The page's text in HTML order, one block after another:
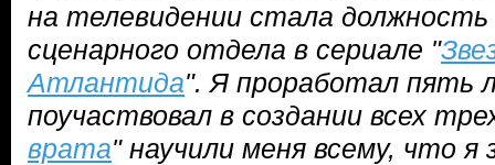
на телевидении стала
сценарного отдела в сериале "
Атлантида". Я проработал пять
поучаствовал в создании всех
врата" научили меня всему, что я